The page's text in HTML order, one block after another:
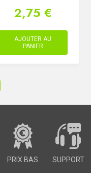
2,75 €
AJOUTER AU
PANIER
PRIX BAS SUPPORT